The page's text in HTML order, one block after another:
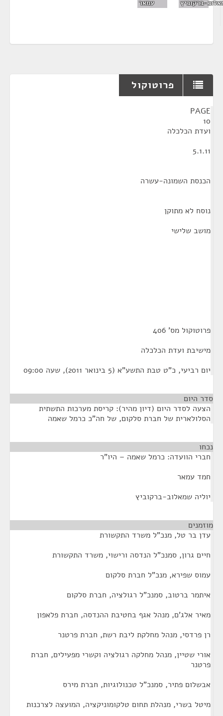
ברקוביץ עמאר
פרוטוקול
PAGE
10
ועדת הכלכלה
5.1.11
הכנסת השמונה-עשרה
נוסח לא מתוקן
מושב שלישי
פרוטוקול מס' 406
מישיבת ועדת הכלכלה
יום רביעי, כ"ט טבת התשע"א (5 בינואר 2011), שעה 09:00
סדר היום
הצעה לסדר היום (דיון מהיר): קריסת מערכות התשתית
הסלולארית של חברת סלקום, של חה"כ כרמל שאמה
נכחו
חברי הוועדה: כרמל שאמה – היו"ר
חמד עמאר
יוליה שמאלוב-ברקוביץ
מוזמנים
עדן בר טל, מנכ"ל משרד התקשורת
חיים גרון, סמנכ"ל הנדסה ורישוי, משרד התקשורת
עמוס שפירא, מנכ"ל חברת סלקום
איתמר ברטוב, סמנכ"ל רגולציה, חברת סלקום
מאיר אלג'ם, מנהל אגף בחטיבת ההנדסה, חברת פלאפון
רן פרדסי, מנהל מחלקת ליבת רשת, חברת פרטנר
אורי שטיין, מנהל מחלקה רגולציה וקשרי מפעילים, חברת
פרטנר
אבשלום פתיר, סמנכ"ל טכנולוגיות, חברת מירס
מיטל בשרי, מנהלת תחום טלקומוניקציה, המועצה לצרכנות